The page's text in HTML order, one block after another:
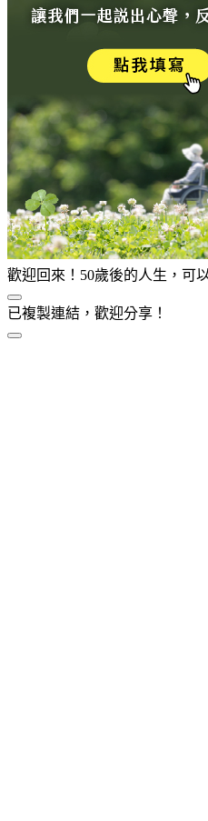
歡迎回來！50歲後的人生，可
已複製連結，歡迎分享！